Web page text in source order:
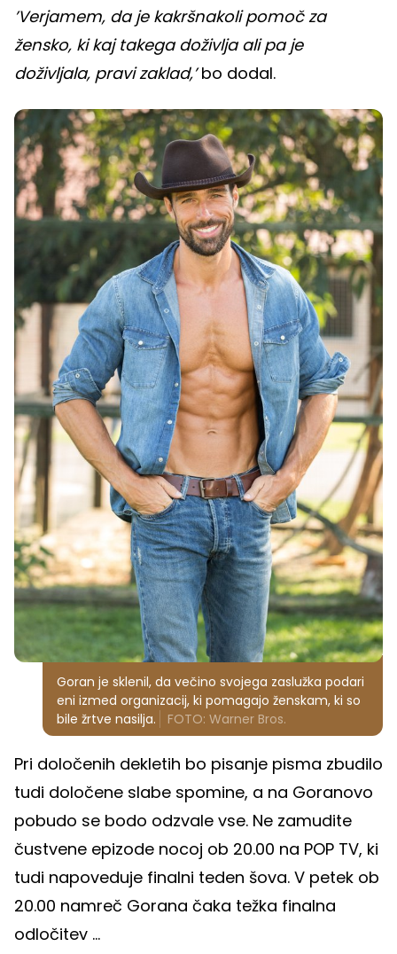
’Verjamem, da je kakršnakoli pomoč za
žensko, ki kaj takega doživlja ali pa je
doživljala, pravi zaklad,’bo dodal.
Goran je sklenil, da večino svojega zaslužka podari
eni izmed organizacij, ki pomagajo ženskam, ki so
bile žrtve nasilja.
FOTO: Warner Bros.
Pri določenih dekletih bo pisanje pisma zbudilo
tudi določene slabe spomine, a na Goranovo
pobudo se bodo odzvale vse. Ne zamudite
čustvene epizode nocoj ob 20.00 na POP TV, ki
tudi napoveduje finalni teden šova. V petek ob
20.00 namreč Gorana čaka težka finalna
odločitev ...